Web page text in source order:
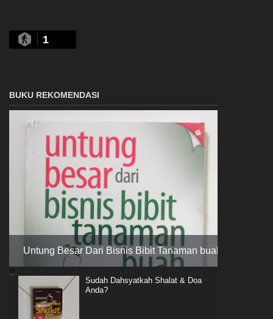
1
BUKU REKOMENDASI
Untung Besar Dari Bisnis Bibit Tanaman buah
Sudah Dahsyatkah Shalat & Doa
Anda?